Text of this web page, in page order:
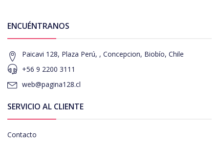
ENCUÉNTRANOS
Paicavi 128, Plaza Perú, , Concepcion, Biobío, Chile
+56 9 2200 3111
web@pagina128.cl
SERVICIO AL CLIENTE
Contacto